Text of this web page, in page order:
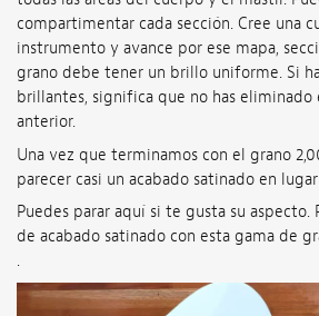
compartimentar cada sección. Cree una
instrumento y avance por ese mapa,
grano debe tener un brillo uniforme. Si
brillantes, significa que no has
anterior.
Una vez que terminamos con el grano
parecer casi un acabado satinado en
Puedes parar aquí si te gusta su
de acabado satinado con esta gama de
.